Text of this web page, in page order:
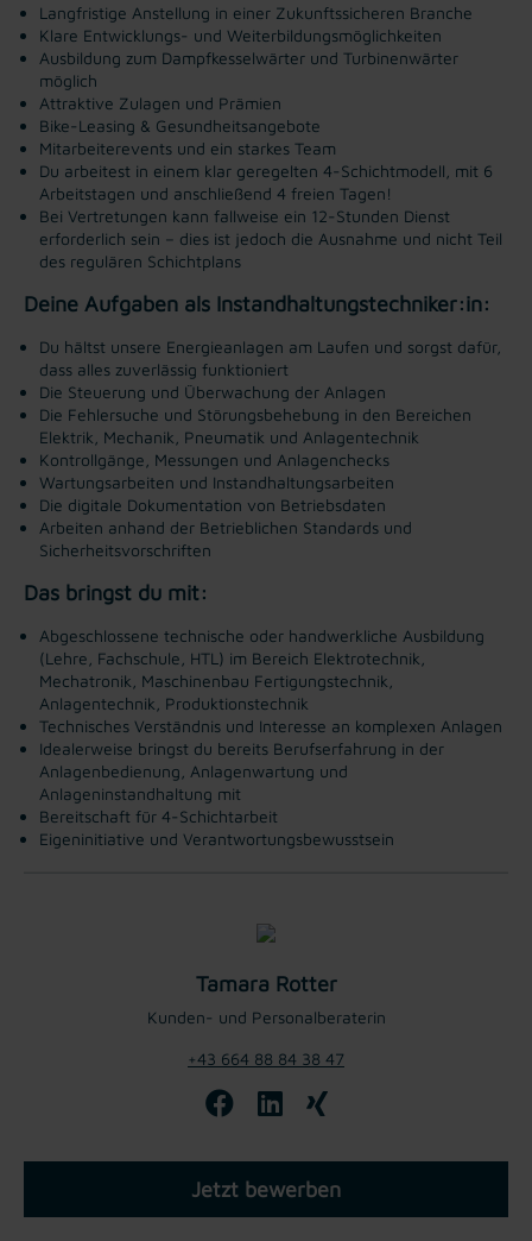
Langfristige Anstellung in einer Zukunftssicheren Branche
Klare Entwicklungs- und Weiterbildungsmöglichkeiten
Ausbildung zum Dampfkesselwärter und Turbinenwärter
möglich
Attraktive Zulagen und Prämien
Bike-Leasing & Gesundheitsangebote
Mitarbeiterevents und ein starkes Team
Du arbeitest in einem klar geregelten 4-Schichtmodell, mit 6
Arbeitstagen und anschließend 4 freien Tagen!
Bei Vertretungen kann fallweise ein 12-Stunden Dienst
erforderlich sein – dies ist jedoch die Ausnahme und nicht Teil
des regulären Schichtplans
Deine Aufgaben als Instandhaltungstechniker:in:
Du hältst unsere Energieanlagen am Laufen und sorgst dafür,
dass alles zuverlässig funktioniert
Die Steuerung und Überwachung der Anlagen
Die Fehlersuche und Störungsbehebung in den Bereichen
Elektrik, Mechanik, Pneumatik und Anlagentechnik
Kontrollgänge, Messungen und Anlagenchecks
Wartungsarbeiten und Instandhaltungsarbeiten
Die digitale Dokumentation von Betriebsdaten
Arbeiten anhand der Betrieblichen Standards und
Sicherheitsvorschriften
Das bringst du mit:
Abgeschlossene technische oder handwerkliche Ausbildung
(Lehre, Fachschule, HTL) im Bereich Elektrotechnik,
Mechatronik, Maschinenbau Fertigungstechnik,
Anlagentechnik, Produktionstechnik
Technisches Verständnis und Interesse an komplexen Anlagen
Idealerweise bringst du bereits Berufserfahrung in der
Anlagenbedienung, Anlagenwartung und
Anlageninstandhaltung mit
Bereitschaft für 4-Schichtarbeit
Eigeninitiative und Verantwortungsbewusstsein
Tamara Rotter
Kunden- und Personalberaterin
+43 664 88 84 38 47
Jetzt bewerben